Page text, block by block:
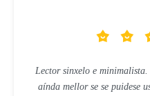
Lector sinxelo e
aínda mellor se se puidese